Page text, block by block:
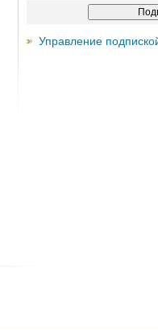
Управление